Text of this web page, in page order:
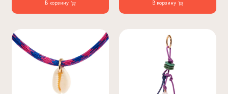
В корзину В корзину